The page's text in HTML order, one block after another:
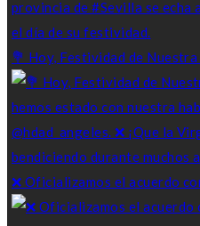
💐 Hoy, Festividad de
❌ Oficializamos el acuerdo